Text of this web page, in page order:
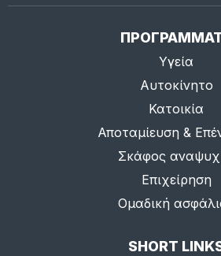
Υγεία
Αυτοκίνητο
Κατοικία
Αποταμίευση &
Σκάφος
Επιχείρηση
Ομαδική
SHORT